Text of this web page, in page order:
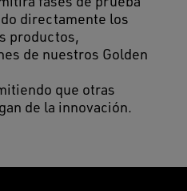
directamente los
productos,
de nuestros Golden
que otras
de la innovación.